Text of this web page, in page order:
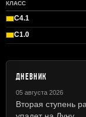
КЛАСС
C4.1
C1.0
ДНЕВНИК
05 августа 2026
Вторая ступень